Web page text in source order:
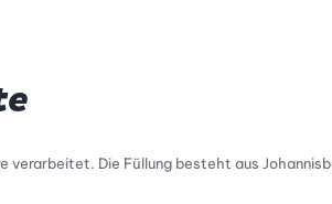
verarbeitet. Die Füllung besteht aus